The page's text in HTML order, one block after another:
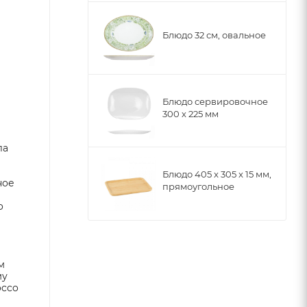
Блюдо 32 см, овальное
Блюдо сервировочное
300 х 225 мм
Блюдо 405 x 305 x 15 мм,
прямоугольное